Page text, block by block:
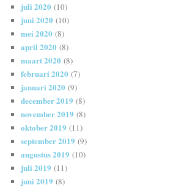
juli 2020 (10)
juni 2020 (10)
mei 2020 (8)
april 2020 (8)
maart 2020 (8)
februari 2020 (7)
januari 2020 (9)
december 2019 (8)
november 2019 (8)
oktober 2019 (11)
september 2019 (9)
augustus 2019 (10)
juli 2019 (11)
juni 2019 (8)